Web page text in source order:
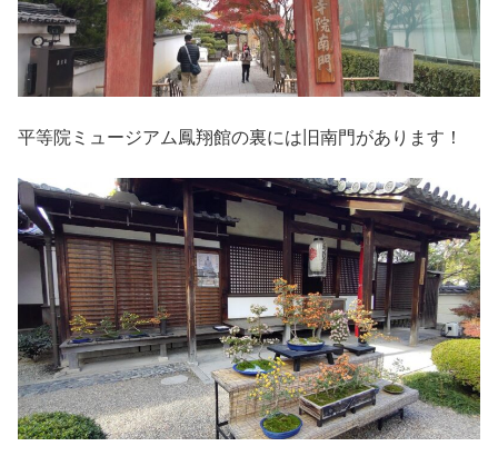
平等院ミュージアム鳳翔館の裏には旧南門があります！